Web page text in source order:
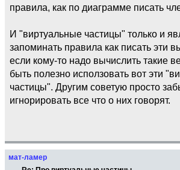
правила, как по диаграмме писать
И "виртуальные частицы" только и
запоминать правила как писать эти
если кому-то надо вычислить такие
быть полезно исползовать вот эти
частицы". Другим советую просто
игнорировать все что о них говорят.
мат-ламер